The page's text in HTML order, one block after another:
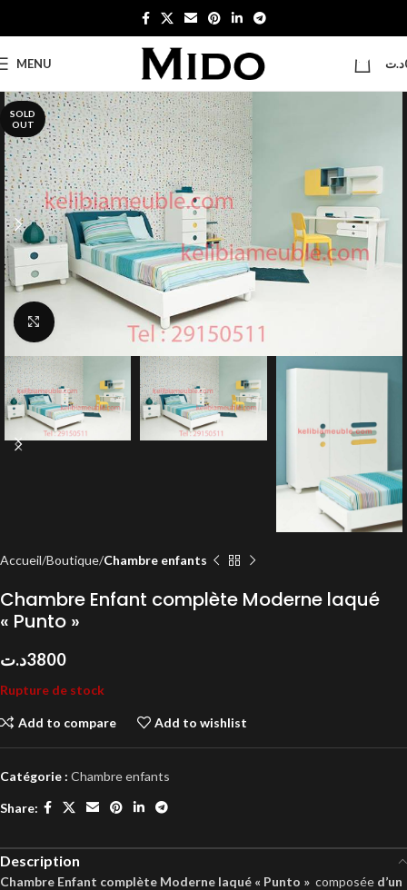
MENU د.ت
SOLD
OUT
Click to enlarge
Accueil Boutique Chambre enfants
Chambre Enfant complète Moderne laqué
« Punto »
3800د.ت
Rupture de stock
Add to compare Add to wishlist
Catégorie : Chambre enfants
Share:
Description
Chambre Enfant complète Moderne laqué « Punto » composée d’un